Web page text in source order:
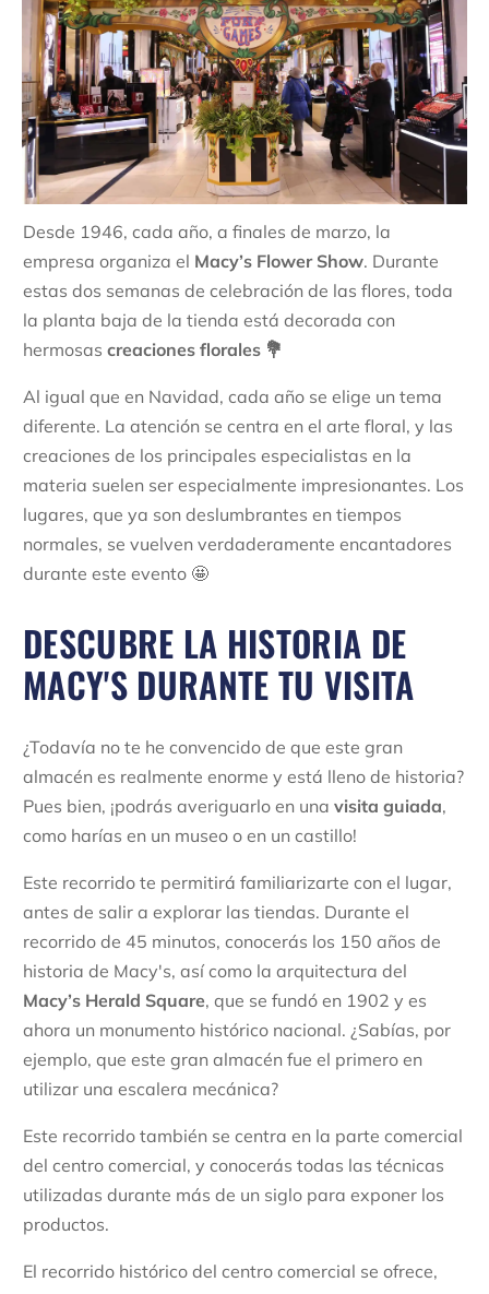
Desde 1946, cada año, a finales de marzo, la
empresa organiza el Macy’s Flower Show. Durante
estas dos semanas de celebración de las flores, toda
la planta baja de la tienda está decorada con
hermosas creaciones florales 💐
Al igual que en Navidad, cada año se elige un tema
diferente. La atención se centra en el arte floral, y las
creaciones de los principales especialistas en la
materia suelen ser especialmente impresionantes. Los
lugares, que ya son deslumbrantes en tiempos
normales, se vuelven verdaderamente encantadores
durante este evento 🤩
DESCUBRE LA HISTORIA DE
MACY'S DURANTE TU VISITA
¿Todavía no te he convencido de que este gran
almacén es realmente enorme y está lleno de historia?
Pues bien, ¡podrás averiguarlo en una visita guiada,
como harías en un museo o en un castillo!
Este recorrido te permitirá familiarizarte con el lugar,
antes de salir a explorar las tiendas. Durante el
recorrido de 45 minutos, conocerás los 150 años de
historia de Macy's, así como la arquitectura del
Macy’s Herald Square, que se fundó en 1902 y es
ahora un monumento histórico nacional. ¿Sabías, por
ejemplo, que este gran almacén fue el primero en
utilizar una escalera mecánica?
Este recorrido también se centra en la parte comercial
del centro comercial, y conocerás todas las técnicas
utilizadas durante más de un siglo para exponer los
productos.
El recorrido histórico del centro comercial se ofrece,